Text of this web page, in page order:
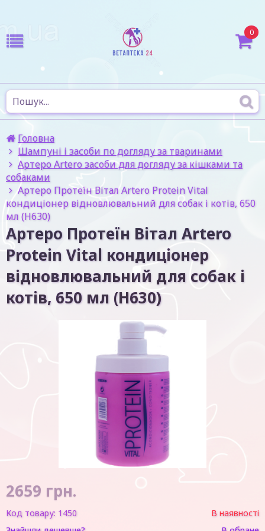
0
Головна
Шампуні і засоби по догляду за тваринами
Артеро Artero засоби для догляду за кішками та
собаками
Артеро Протеїн Вітал Artero Protein Vital
кондиціонер відновлювальний для собак і котів, 650
мл (H630)
Артеро Протеїн Вітал Artero
Protein Vital кондиціонер
відновлювальний для собак і
котів, 650 мл (H630)
2659 грн.
Код товару: 1450
В наявності